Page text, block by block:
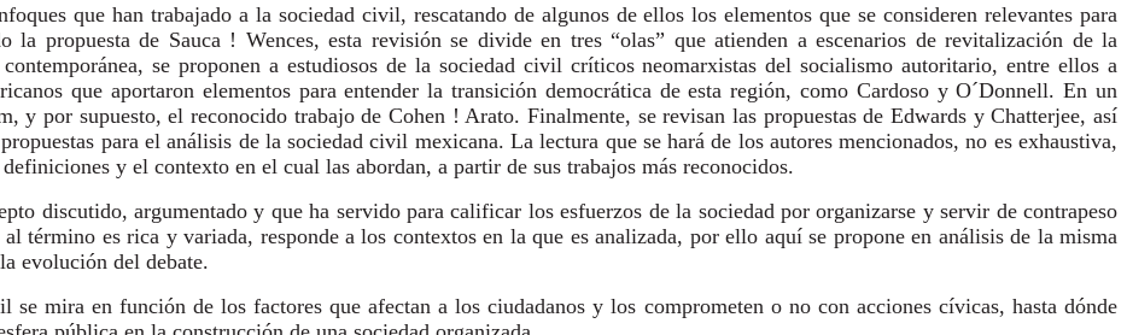
que han trabajado a la sociedad civil, rescatando de algunos de ellos los elementos que se consideren relevantes para
la propuesta de Sauca ! Wences, esta revisión se divide en tres “olas” que atienden a escenarios de revitalización de la
se proponen a estudiosos de la sociedad civil críticos neomarxistas del socialismo autoritario, entre ellos a
que aportaron elementos para entender la transición democrática de esta región, como Cardoso y O´Donnell. En un
y por supuesto, el reconocido trabajo de Cohen ! Arato. Finalmente, se revisan las propuestas de Edwards y Chatterjee, así
para el análisis de la sociedad civil mexicana. La lectura que se hará de los autores mencionados, no es exhaustiva,
y el contexto en el cual las abordan, a partir de sus trabajos más reconocidos.
discutido, argumentado y que ha servido para calificar los esfuerzos de la sociedad por organizarse y servir de contrapeso
término es rica y variada, responde a los contextos en la que es analizada, por ello aquí se propone en análisis de la misma
evolución del debate.
se mira en función de los factores que afectan a los ciudadanos y los comprometen o no con acciones cívicas, hasta dónde